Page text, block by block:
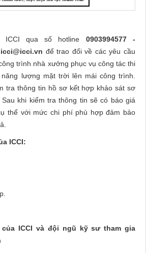
qua số hotline 0903994577 -
để trao đổi về các yêu cầu
trình nhà xưởng phục vụ công tác thi
lượng mặt trời lên mái công trình.
tra thông tin hồ sơ kết hợp khảo sát sơ
khi kiểm tra thông tin sẽ có báo giá
thể với mức chi phí phù hợp đảm bảo
ICCI:
ICCI và đội ngũ kỹ sư tham gia